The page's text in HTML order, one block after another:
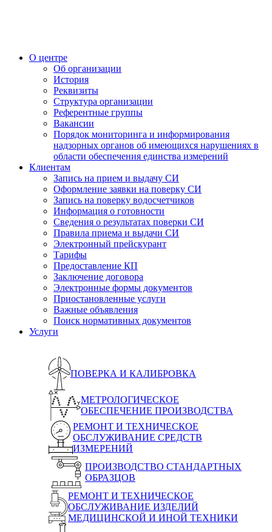
О центре
Об организации
История
Реквизиты
Структура организации
Референтные группы
Вакансии
Порядок мониторинга и информирования
надзорных органов об имеющихся нарушениях в
области обеспечения единства измерений
Клиентам
Запись на прием и выдачу СИ
Оформление заявки на поверку СИ
Запись на поверку водосчетчиков
Информация о готовности
Сведения о результатах поверки СИ
Правила приема и выдачи СИ
Электронный прейскурант
Тарифы
Предоставление КП
Заключение договора
Электронные формы документов
Приостановленные услуги
Важные объявления
Поиск нормативных документов
Услуги
ПОВЕРКА И КАЛИБРОВКА
МЕТРОЛОГИЧЕСКОЕ
ОБЕСПЕЧЕНИЕ ПРОИЗВОДСТВА
РЕМОНТ И ТЕХНИЧЕСКОЕ
ОБСЛУЖИВАНИЕ СРЕДСТВ
ИЗМЕРЕНИЙ
ПРОИЗВОДСТВО СТАНДАРТНЫХ
ОБРАЗЦОВ
РЕМОНТ И ТЕХНИЧЕСКОЕ
ОБСЛУЖИВАНИЕ ИЗДЕЛИЙ
МЕДИЦИНСКОЙ И ИНОЙ ТЕХНИКИ